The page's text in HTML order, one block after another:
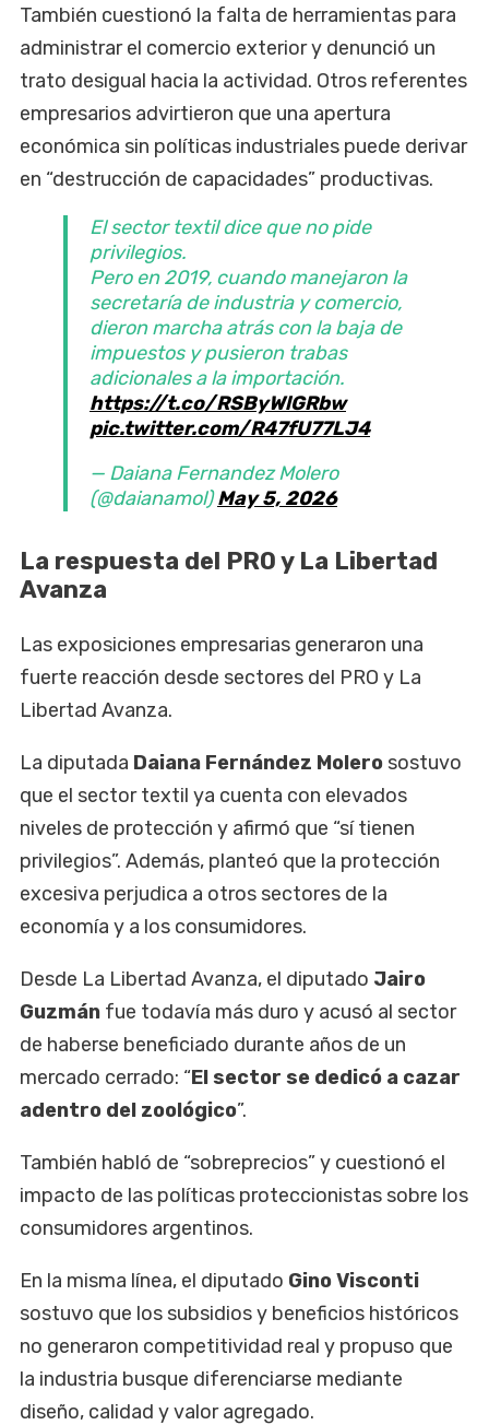
También cuestionó la falta de herramientas para
administrar el comercio exterior y denunció un
trato desigual hacia la actividad. Otros referentes
empresarios advirtieron que una apertura
económica sin políticas industriales puede derivar
en “destrucción de capacidades” productivas.
El sector textil dice que no pide
privilegios.
Pero en 2019, cuando manejaron la
secretaría de industria y comercio,
dieron marcha atrás con la baja de
impuestos y pusieron trabas
adicionales a la importación.
https://t.co/RSByWlGRbw
pic.twitter.com/R47fU77LJ4
— Daiana Fernandez Molero
(@daianamol)May 5, 2026
La respuesta del PRO y La Libertad
Avanza
Las exposiciones empresarias generaron una
fuerte reacción desde sectores del PRO y La
Libertad Avanza.
La diputada Daiana Fernández Molero sostuvo
que el sector textil ya cuenta con elevados
niveles de protección y afirmó que “sí tienen
privilegios”. Además, planteó que la protección
excesiva perjudica a otros sectores de la
economía y a los consumidores.
Desde La Libertad Avanza, el diputado Jairo
Guzmán fue todavía más duro y acusó al sector
de haberse beneficiado durante años de un
mercado cerrado: “El sector se dedicó a cazar
adentro del zoológico”.
También habló de “sobreprecios” y cuestionó el
impacto de las políticas proteccionistas sobre los
consumidores argentinos.
En la misma línea, el diputado Gino Visconti
sostuvo que los subsidios y beneficios históricos
no generaron competitividad real y propuso que
la industria busque diferenciarse mediante
diseño, calidad y valor agregado.